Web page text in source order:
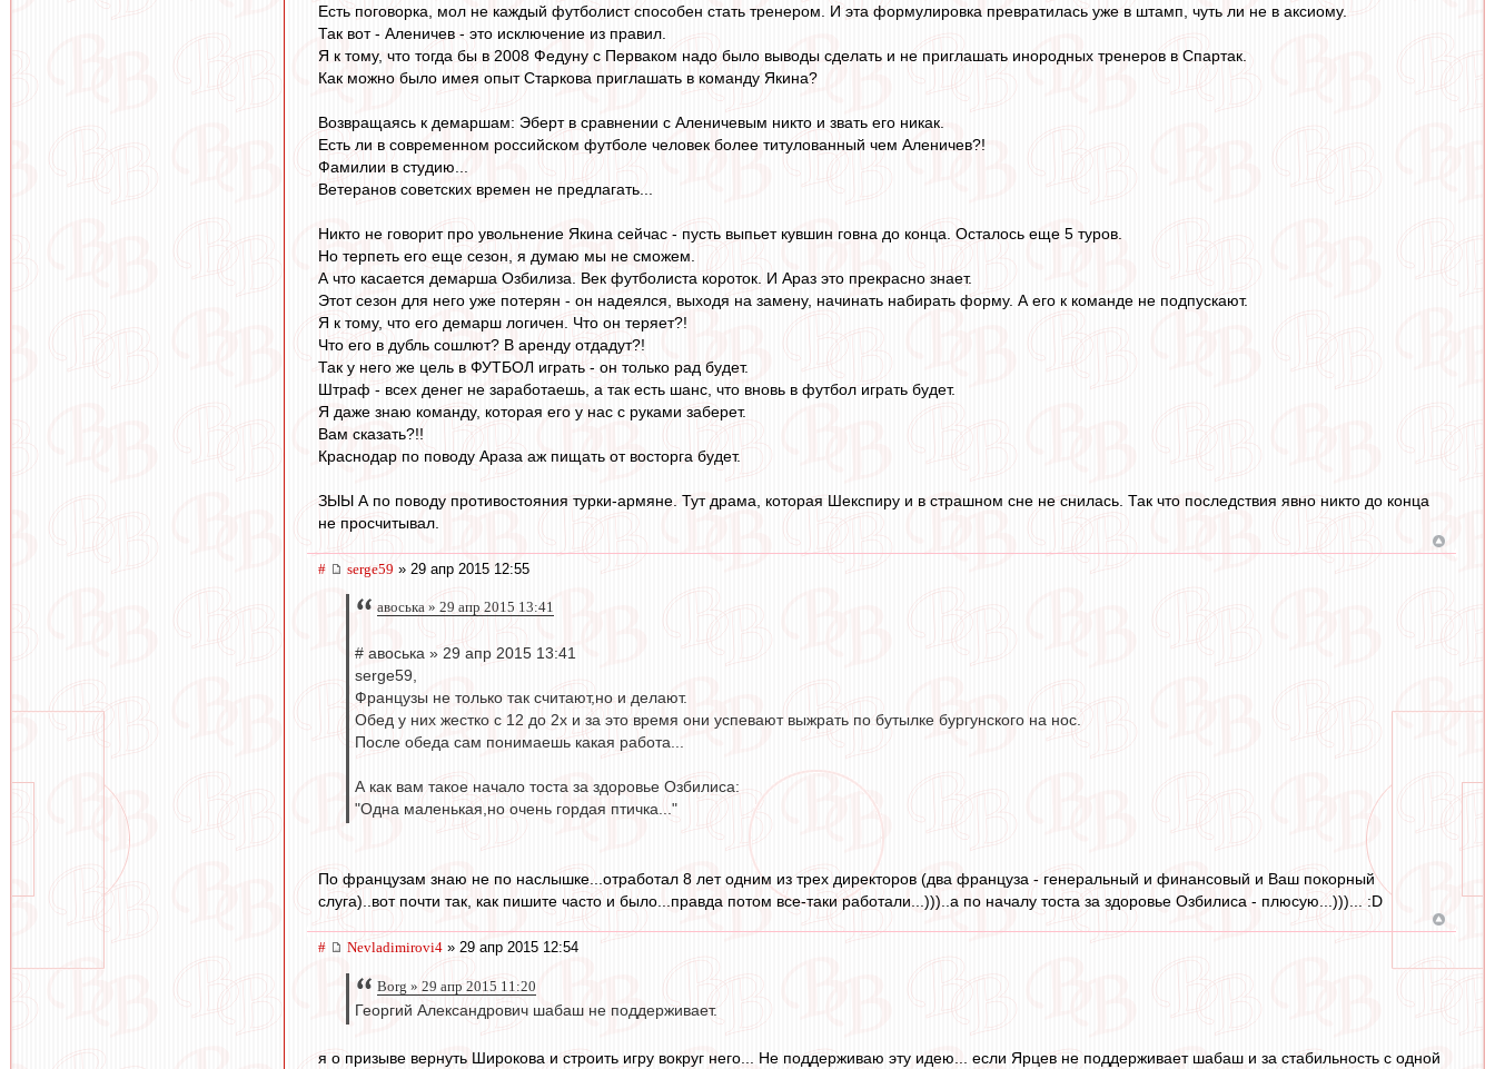
Есть поговорка, мол не каждый футболист способен стать тренером. И эта формулировка превратилась уже в штамп, чуть ли не в аксиому.
Так вот - Аленичев - это исключение из правил.
Я к тому, что тогда бы в 2008 Федуну с Перваком надо было выводы сделать и не приглашать инородных тренеров в Спартак.
Как можно было имея опыт Старкова приглашать в команду Якина?
Возвращаясь к демаршам: Эберт в сравнении с Аленичевым никто и звать его никак.
Есть ли в современном российском футболе человек более титулованный чем Аленичев?!
Фамилии в студию...
Ветеранов советских времен не предлагать...
Никто не говорит про увольнение Якина сейчас - пусть выпьет кувшин говна до конца. Осталось еще 5 туров.
Но терпеть его еще сезон, я думаю мы не сможем.
А что касается демарша Озбилиза. Век футболиста короток. И Араз это прекрасно знает.
Этот сезон для него уже потерян - он надеялся, выходя на замену, начинать набирать форму. А его к команде не подпускают.
Я к тому, что его демарш логичен. Что он теряет?!
Что его в дубль сошлют? В аренду отдадут?!
Так у него же цель в ФУТБОЛ играть - он только рад будет.
Штраф - всех денег не заработаешь, а так есть шанс, что вновь в футбол играть будет.
Я даже знаю команду, которая его у нас с руками заберет.
Вам сказать?!!
Краснодар по поводу Араза аж пищать от восторга будет.
ЗЫЫ А по поводу противостояния турки-армяне. Тут драма, которая Шекспиру и в страшном сне не снилась. Так что последствия явно никто до конца
не просчитывал.
# serge59 » 29 апр 2015 12:55
авоська » 29 апр 2015 13:41
# авоська » 29 апр 2015 13:41
serge59,
Французы не только так считают,но и делают.
Обед у них жестко с 12 до 2х и за это время они успевают выжрать по бутылке бургунского на нос.
После обеда сам понимаешь какая работа...
А как вам такое начало тоста за здоровье Озбилиса:
"Одна маленькая,но очень гордая птичка..."
По французам знаю не по наслышке...отработал 8 лет одним из трех директоров (два француза - генеральный и финансовый и Ваш покорный
слуга)..вот почти так, как пишите часто и было...правда потом все-таки работали...)))..а по началу тоста за здоровье Озбилиса - плюсую...)))... :D
# Nevladimirovi4 » 29 апр 2015 12:54
Borg » 29 апр 2015 11:20
Георгий Александрович шабаш не поддерживает.
я о призыве вернуть Широкова и строить игру вокруг него... Не поддерживаю эту идею... если Ярцев не поддерживает шабаш и за стабильность с одной